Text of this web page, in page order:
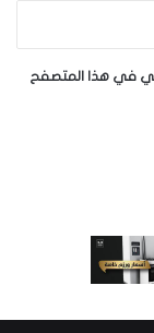
في هذا المتصفح